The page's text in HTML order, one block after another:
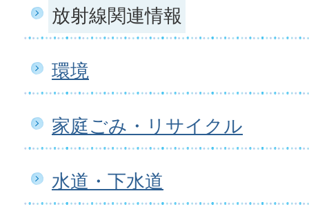
放射線関連情報
環境
家庭ごみ・リサイクル
水道・下水道